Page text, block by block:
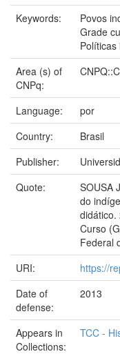
Keywords:
Povos
Grade
Políticas
Area (s) of
CNPq:
Language:
por
Country:
Brasil
Publisher:
Quote:
SOUSA
do
didático.
Curso
Federal
URI:
https://
Date of
defense:
2013
Appears in
Collections:
TCC -